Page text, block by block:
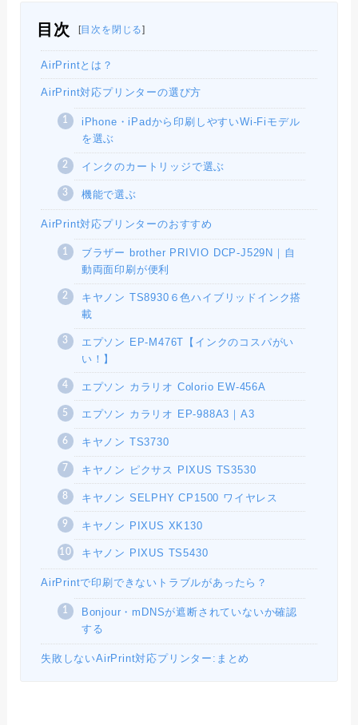
目次 [目次を閉じる]
AirPrintとは？
AirPrint対応プリンターの選び方
iPhone・iPadから印刷しやすいWi-Fiモデル
を選ぶ
インクのカートリッジで選ぶ
機能で選ぶ
AirPrint対応プリンターのおすすめ
ブラザー brother PRIVIO DCP-J529N｜自
動両面印刷が便利
キヤノン TS8930６色ハイブリッドインク搭
載
エプソン EP-M476T【インクのコスパがい
い！】
エプソン カラリオ Colorio EW-456A
エプソン カラリオ EP-988A3｜A3
キヤノン TS3730
キヤノン ピクサス PIXUS TS3530
キヤノン SELPHY CP1500 ワイヤレス
キヤノン PIXUS XK130
キヤノン PIXUS TS5430
AirPrintで印刷できないトラブルがあったら？
Bonjour・mDNSが遮断されていないか確認
する
失敗しないAirPrint対応プリンター:まとめ